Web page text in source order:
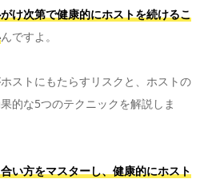
け次第で健康的にホストを続けるこ
んですよ。
ストにもたらすリスクと、ホストの
的な5つのテクニックを解説しま
い方をマスターし、健康的にホスト